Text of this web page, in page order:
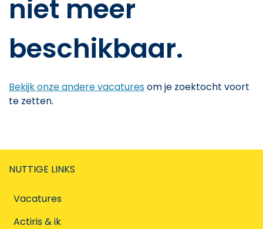
niet meer
beschikbaar.
Bekijk onze andere vacaturesom je zoektocht voort
te zetten.
NUTTIGE LINKS
Vacatures
Actiris & ik